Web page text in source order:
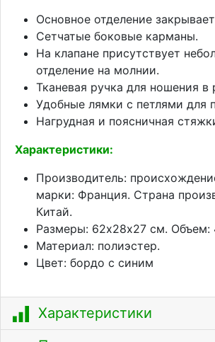
Основное отделение
Сетчатые боковые карманы.
На клапане присутствует
отделение на молнии.
Тканевая ручка для ношения в
Удобные лямки с петлями для
Нагрудная и поясничная
Характеристики:
Производитель:
марки: Франция. Страна
Китай.
Размеры: 62х28х27 см. Объем:
Материал: полиэстер.
Цвет: бордо с синим
Характеристики